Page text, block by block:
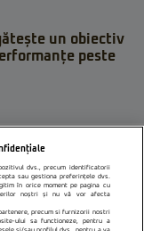
un obiectiv
peste
dvs., precum identificatorii
sau gestiona preferințele dvs.
în orice moment pe pagina cu
noștri și nu vă vor afecta
precum si furnizorii nostri
ului sa functioneze, pentru a